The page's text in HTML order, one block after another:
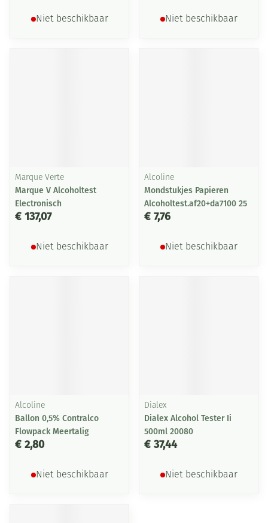
Niet beschikbaar Niet beschikbaar
Marque Verte
Marque V Alcoholtest
Electronisch
€ 137,07
Niet beschikbaar
Alcoline
Mondstukjes Papieren
Alcoholtest.af20+da7100 25
€ 7,76
Niet beschikbaar
Alcoline
Ballon 0,5% Contralco
Flowpack Meertalig
€ 2,80
Niet beschikbaar
Dialex
Dialex Alcohol Tester Ii
500ml 20080
€ 37,44
Niet beschikbaar